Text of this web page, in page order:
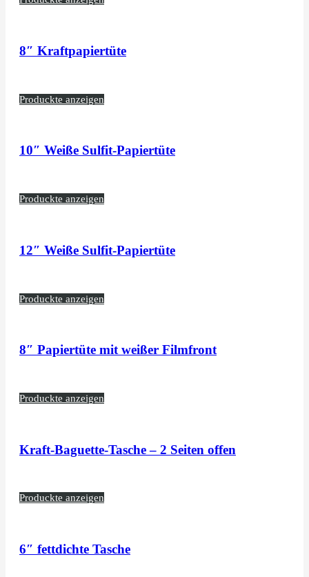
8″ Kraftpapiertüte
Produckte anzeigen
10″ Weiße Sulfit-Papiertüte
Produckte anzeigen
12″ Weiße Sulfit-Papiertüte
Produckte anzeigen
8″ Papiertüte mit weißer Filmfront
Produckte anzeigen
Kraft-Baguette-Tasche – 2 Seiten offen
Produckte anzeigen
6″ fettdichte Tasche